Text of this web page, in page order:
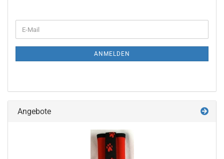
ZUR
E-
Mail
ANMELDEN
Angebote